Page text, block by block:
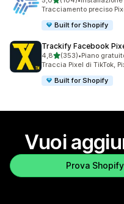
104 recensioni totali
Tracciamento preciso
Built for Shopify
Trackify Facebook
4,8stelle su 5
(353)
353 recensioni totali
•Piano
Traccia Pixel di TikTok,
Built for Shopify
Vuoi
Prova